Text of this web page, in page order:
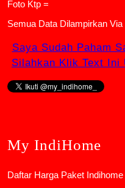
Foto Ktp =
Semua Data Dilampirkan Via
Saya Sudah Paham
Silahkan Klik Text Ini
My IndiHome
Daftar Harga Paket Indihome